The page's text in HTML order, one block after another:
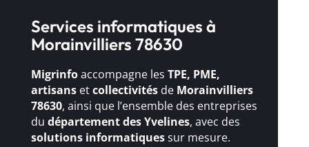
Services informatiques à
Morainvilliers 78630
Migrinfoaccompagne les TPE, PME,
artisansetcollectivitésde Morainvilliers
78630, ainsi que l’ensemble des entreprises
du département des Yvelines, avec des
solutions informatiquessur mesure.